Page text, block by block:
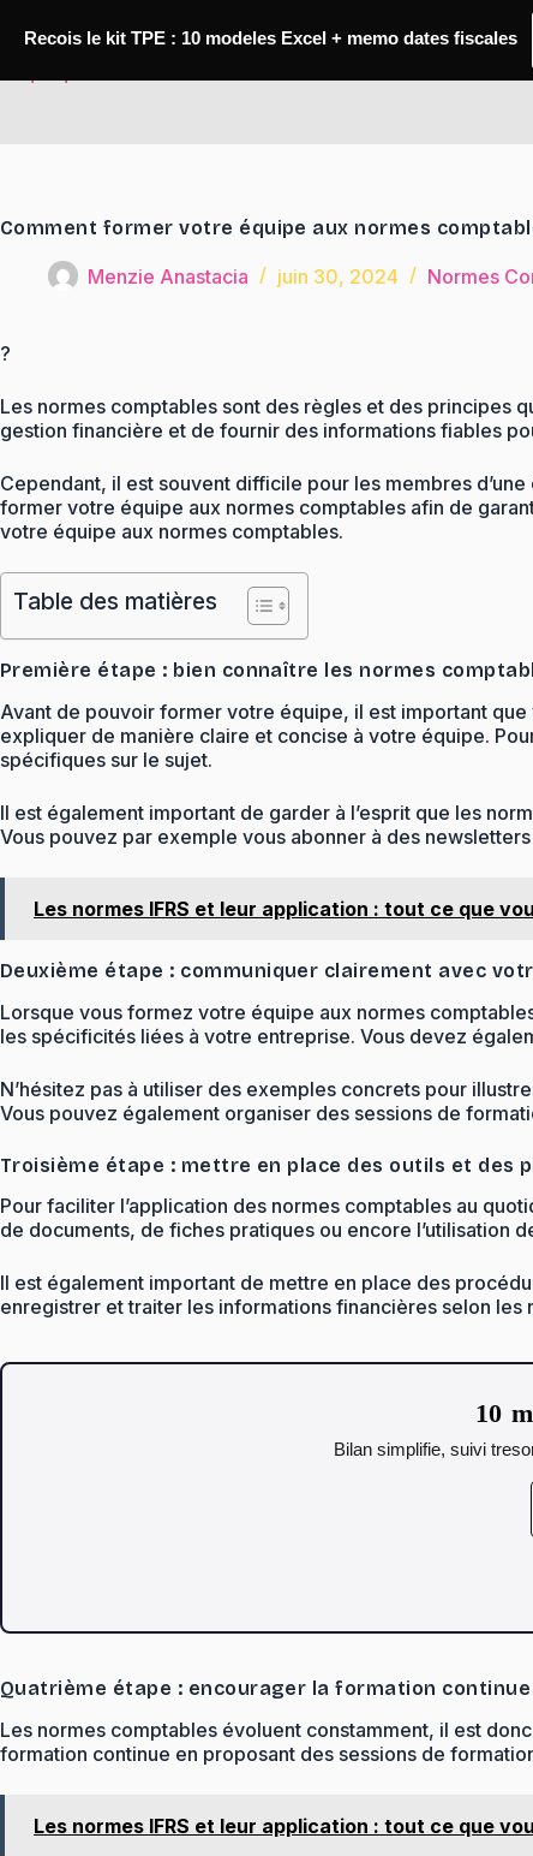
Comment former votre équipe aux normes
Menzie Anastacia juin 30, 2024 Normes
?
Les normes comptables sont des règles et des principes
gestion financière et de fournir des informations fiables
Cependant, il est souvent difficile pour les membres
former votre équipe aux normes comptables afin de
votre équipe aux normes comptables.
Table des matières
Première étape : bien connaître les normes
Avant de pouvoir former votre équipe, il est important
expliquer de manière claire et concise à votre équipe.
spécifiques sur le sujet.
Il est également important de garder à l’esprit que les
Vous pouvez par exemple vous abonner à des
Les normes IFRS et leur application : tout ce que
Deuxième étape : communiquer clairement avec
Lorsque vous formez votre équipe aux normes
les spécificités liées à votre entreprise. Vous devez
N’hésitez pas à utiliser des exemples concrets pour
Vous pouvez également organiser des sessions de
Troisième étape : mettre en place des outils et des
Pour faciliter l’application des normes comptables au
de documents, de fiches pratiques ou encore l’utilisation
Il est également important de mettre en place des
enregistrer et traiter les informations financières selon les
10
Bilan simplifie, suivi
Quatrième étape : encourager la formation continue
Les normes comptables évoluent constamment, il est
formation continue en proposant des sessions de
Les normes IFRS et leur application : tout ce que
Recois le kit TPE : 10 modeles Excel + memo dates fiscales